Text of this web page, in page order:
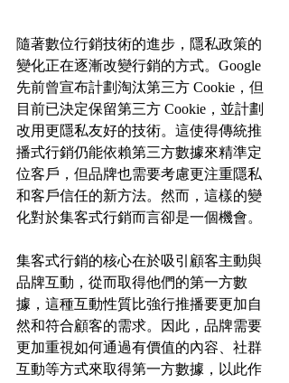
隨著數位行銷技術的進步，隱私政策的
變化正在逐漸改變行銷的方式。Google
先前曾宣布計劃淘汰第三方 Cookie，但
目前已決定保留第三方 Cookie，並計劃
改用更隱私友好的技術。這使得傳統推
播式行銷仍能依賴第三方數據來精準定
位客戶，但品牌也需要考慮更注重隱私
和客戶信任的新方法。然而，這樣的變
化對於集客式行銷而言卻是一個機會。
集客式行銷的核心在於吸引顧客主動與
品牌互動，從而取得他們的第一方數
據，這種互動性質比強行推播要更加自
然和符合顧客的需求。因此，品牌需要
更加重視如何通過有價值的內容、社群
互動等方式來取得第一方數據，以此作